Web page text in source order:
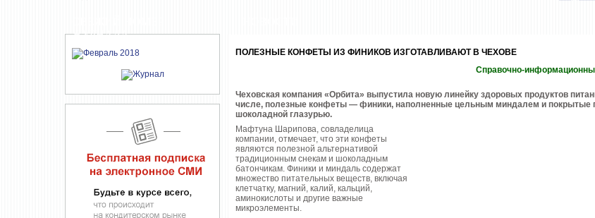
ЖУРНАЛА
ПОЛЕЗНЫЕ КОНФЕТЫ ИЗ ФИНИКОВ ИЗГОТАВЛИВАЮТ В ЧЕХОВЕ
Справочно-
Чеховская компания «Орбита» выпустила новую линейку здоровых продуктов
числе, полезные конфеты — финики, наполненные цельным миндалем и покрытые
шоколадной глазурью.
Мафтуна Шарипова, совладелица
компании, отмечает, что эти конфеты
являются полезной альтернативой
традиционным снекам и шоколадным
батончикам. Финики и миндаль содержат
множество питательных веществ, включая
клетчатку, магний, калий, кальций,
аминокислоты и другие важные
микроэлементы.